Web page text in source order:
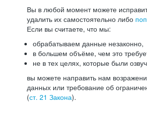
Вы в любой момент можете
удалить их самостоятельно либо
Если вы считаете, что мы:
обрабатываем данные незаконно,
в большем объёме, чем это
не в тех целях, которые были
вы можете направить нам
данных или требование об
(ст. 21 Закона).